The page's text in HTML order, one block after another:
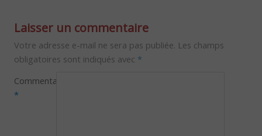
Laisser un commentaire
Votre adresse e-mail ne sera pas publiée. Les champs
obligatoires sont indiqués avec *
Commentaire
*